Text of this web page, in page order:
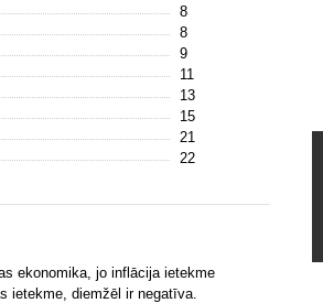
8
8
9
11
13
15
21
22
ekonomika, jo inflācija ietekme
ietekme, diemžēl ir negatīva.